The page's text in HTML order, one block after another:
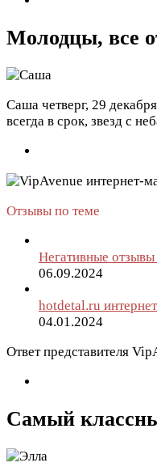
Молодцы, все
Саша четверг, 29 декабря
всегда в срок, звезд с
Отзывы по теме
Негативные
06.09.2024
hotdetal.ru
04.01.2024
Ответ представителя
Самый